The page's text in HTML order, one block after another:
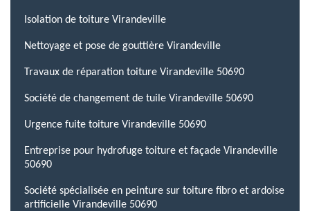
Isolation de toiture Virandeville
Nettoyage et pose de gouttière Virandeville
Travaux de réparation toiture Virandeville 50690
Société de changement de tuile Virandeville 50690
Urgence fuite toiture Virandeville 50690
Entreprise pour hydrofuge toiture et façade Virandeville
50690
Société spécialisée en peinture sur toiture fibro et ardoise
artificielle Virandeville 50690